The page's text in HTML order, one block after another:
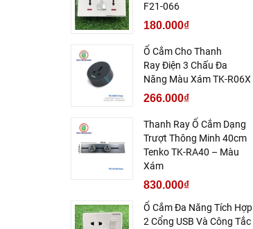
F21-066
180.000₫
Ổ Cắm Cho Thanh
Ray Điện 3 Chấu Đa
Năng Màu Xám TK-R06X
266.000₫
Thanh Ray Ổ Cắm Dạng
Trượt Thông Minh 40cm
Tenko TK-RA40 – Màu
Xám
830.000₫
Ổ Cắm Đa Năng Tích Hợp
2 Cổng USB Và Công Tắc